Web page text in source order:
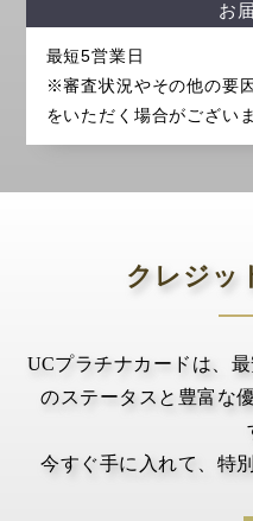
お
最短5営業日
※審査状況やその他の要
をいただく場合がござい
クレジッ
UCプラチナカードは、
のステータスと豊富な
今すぐ手に入れて、特